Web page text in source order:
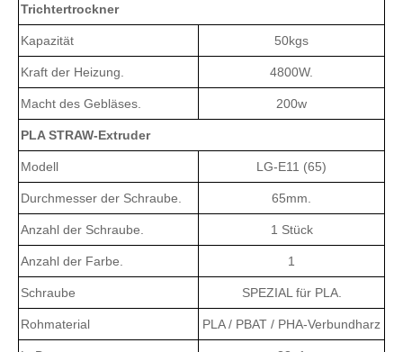
Kraft der Heizung.
Macht des Gebläses. 200w
PLA STRAW-Extruder
Modell LG-E11 (65)
Durchmesser der Schraube.
Anzahl der Schraube. 1 Stück
Anzahl der Farbe. 1
Schraube SPEZIAL für PLA.
Rohmaterial PLA / PBAT / PHA-Verbundharz
L: D.
33: 1
Abschnitt des
Temperaturcontrollings